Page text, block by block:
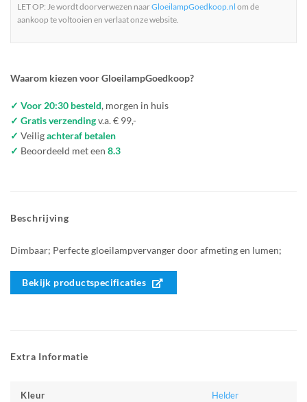
LET OP: Je wordt doorverwezen naarGloeilampGoedkoop.nl om de
aankoop te voltooien en verlaat onze website.
Waarom kiezen voor GloeilampGoedkoop?
✓ Voor 20:30 besteld, morgen in huis
✓ Gratis verzendingv.a. € 99,-
✓ Veiligachteraf betalen
✓ Beoordeeld met een 8.3
Beschrijving
Dimbaar; Perfecte gloeilampvervanger door afmeting en lumen;
Bekijk productspecificaties
Extra Informatie
Kleur Helder